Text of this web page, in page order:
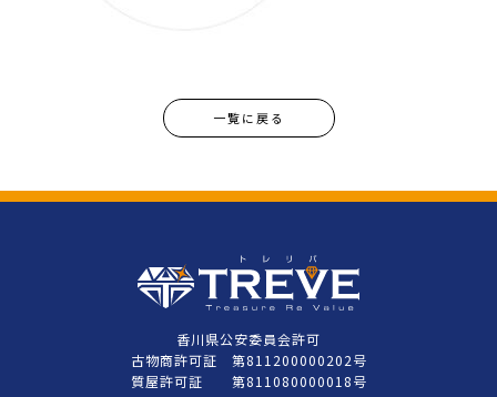
一覧に戻る
香川県公安委員会許可
古物商許可証 第811200000202号
質屋許可証 第811080000018号